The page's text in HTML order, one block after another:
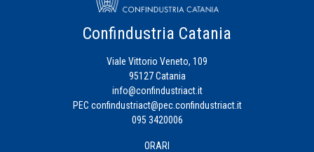
Confindustria Catania
Viale Vittorio Veneto, 109
95127 Catania
info@confindustriact.it
PEC confindustriact@pec.confindustriact.it
095 3420006
ORARI